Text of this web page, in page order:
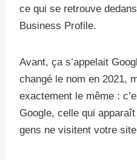
ce qui se retrouve
Business Profile.
Avant, ça s’appelait
changé le nom en 2021,
exactement le même :
Google, celle qui
gens ne visitent votre